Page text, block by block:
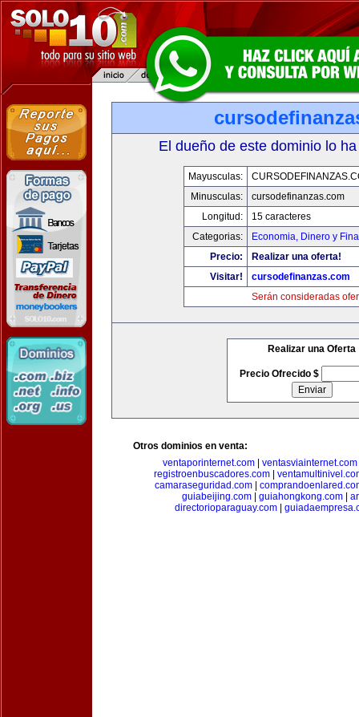
El dueño de este dominio lo
Mayusculas:
Minusculas:
cursodefinanzas.com
Longitud:
15 caracteres
Categorias:
Economia, Dinero y
Precio:
Realizar una oferta!
Visitar!
cursodefinanzas.com
Serán consideradas
Realizar una Oferta
Precio Ofrecido $
Otros dominios en venta:
ventaporinternet.com
ventasviainternet.com
registroenbuscadores.com
camaraseguridad.com
guiabeijing.com
guiahongkong.com
directorioparaguay.com|